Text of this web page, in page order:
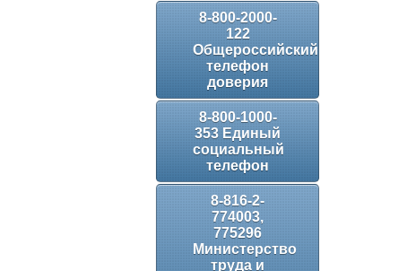
8-800-2000-
122
Общероссийский
телефон
доверия
8-800-1000-
353 Единый
социальный
телефон
8-816-2-
774003,
775296
Министерство
труда и